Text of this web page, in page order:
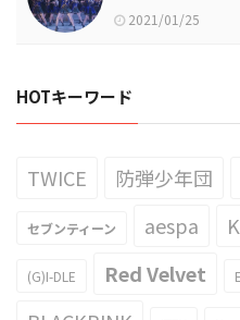
2021/01/25
HOTキーワード
TWICE 防弾少年団
セブンティーン aespa
(G)I-DLE Red Velvet